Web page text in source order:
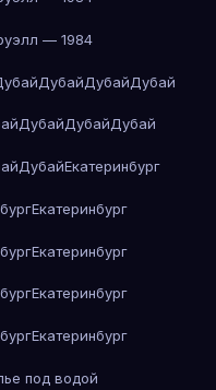
— 1984
ДубайДубайДубай
ДубайДубайДубай
ДубайЕкатеринбург
Екатеринбург
Екатеринбург
Екатеринбург
Екатеринбург
под водой